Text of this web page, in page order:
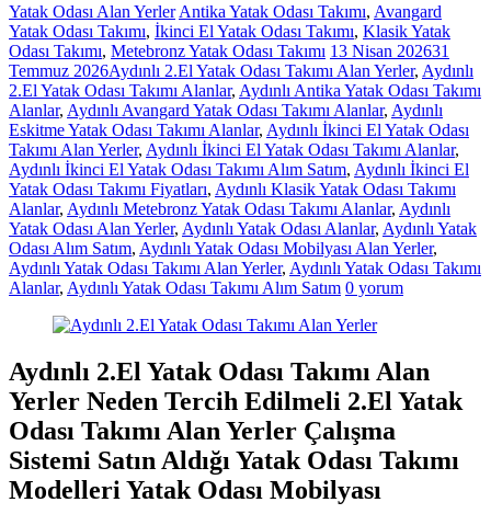
Yatak Odası Alan Yerler Antika Yatak Odası Takımı, Avangard
Yatak Odası Takımı, İkinci El Yatak Odası Takımı, Klasik Yatak
Odası Takımı, Metebronz Yatak Odası Takımı 13 Nisan 202631
Temmuz 2026Aydınlı 2.El Yatak Odası Takımı Alan Yerler, Aydınlı
2.El Yatak Odası Takımı Alanlar, Aydınlı Antika Yatak Odası Takımı
Alanlar, Aydınlı Avangard Yatak Odası Takımı Alanlar, Aydınlı
Eskitme Yatak Odası Takımı Alanlar, Aydınlı İkinci El Yatak Odası
Takımı Alan Yerler, Aydınlı İkinci El Yatak Odası Takımı Alanlar,
Aydınlı İkinci El Yatak Odası Takımı Alım Satım, Aydınlı İkinci El
Yatak Odası Takımı Fiyatları, Aydınlı Klasik Yatak Odası Takımı
Alanlar, Aydınlı Metebronz Yatak Odası Takımı Alanlar, Aydınlı
Yatak Odası Alan Yerler, Aydınlı Yatak Odası Alanlar, Aydınlı Yatak
Odası Alım Satım, Aydınlı Yatak Odası Mobilyası Alan Yerler,
Aydınlı Yatak Odası Takımı Alan Yerler, Aydınlı Yatak Odası Takımı
Alanlar, Aydınlı Yatak Odası Takımı Alım Satım 0 yorum
Aydınlı 2.El Yatak Odası Takımı Alan
Yerler Neden Tercih Edilmeli 2.El Yatak
Odası Takımı Alan Yerler Çalışma
Sistemi Satın Aldığı Yatak Odası Takımı
Modelleri Yatak Odası Mobilyası